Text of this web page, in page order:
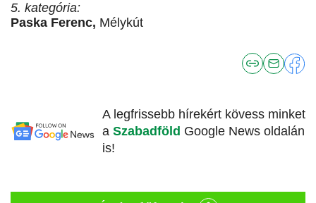
5. kategória:
Paska Ferenc, Mélykút
A legfrissebb hírekért kövess minket
a Szabadföld Google News oldalán
is!